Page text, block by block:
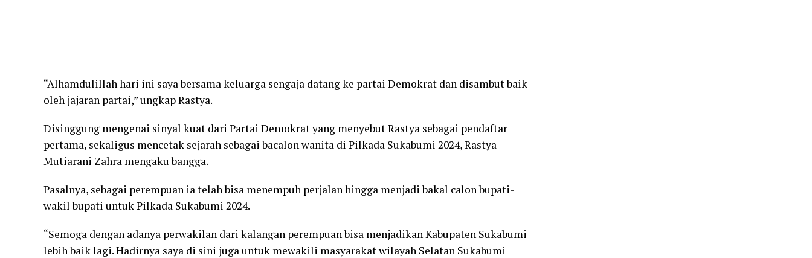
“Alhamdulillah hari ini saya bersama keluarga sengaja datang ke partai Demokrat dan disambut baik
oleh jajaran partai,” ungkap Rastya.
Disinggung mengenai sinyal kuat dari Partai Demokrat yang menyebut Rastya sebagai pendaftar
pertama, sekaligus mencetak sejarah sebagai bacalon wanita di Pilkada Sukabumi 2024, Rastya
Mutiarani Zahra mengaku bangga.
Pasalnya, sebagai perempuan ia telah bisa menempuh perjalan hingga menjadi bakal calon bupati-
wakil bupati untuk Pilkada Sukabumi 2024.
“Semoga dengan adanya perwakilan dari kalangan perempuan bisa menjadikan Kabupaten Sukabumi
lebih baik lagi. Hadirnya saya di sini juga untuk mewakili masyarakat wilayah Selatan Sukabumi